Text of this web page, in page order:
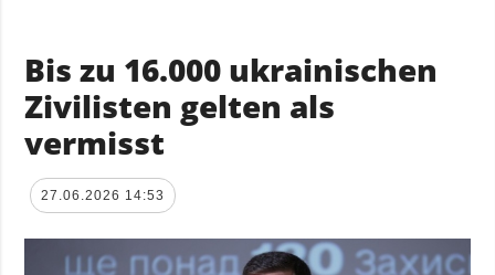
Bis zu 16.000 ukrainischen
Zivilisten gelten als
vermisst
27.06.2026 14:53